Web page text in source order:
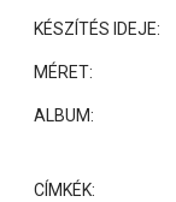
KÉSZÍTÉS IDEJE:
MÉRET:
ALBUM:
CÍMKÉK: